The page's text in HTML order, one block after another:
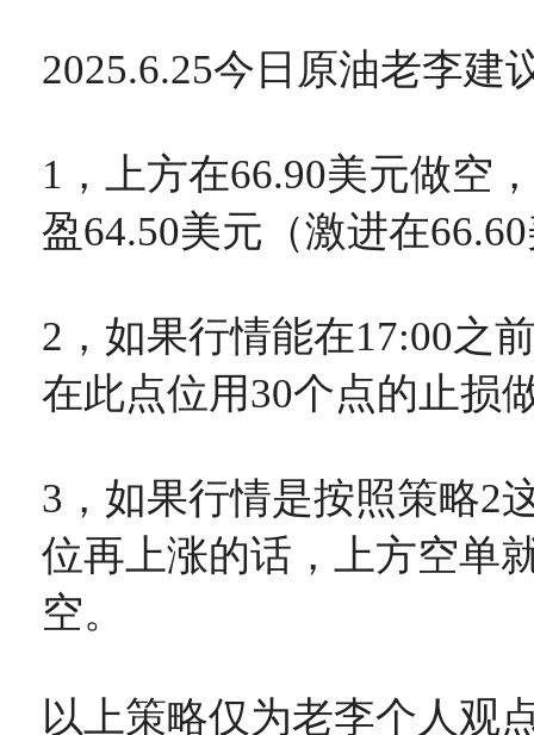
2025.6.25今日原油老李建
1，上方在66.90美元做空
盈64.50美元（激进在
2，如果行情能在17:00之
在此点位用30个点的止损
3，如果行情是按照策略2
位再上涨的话，上方空单
空。
以上策略仅为老李个人观